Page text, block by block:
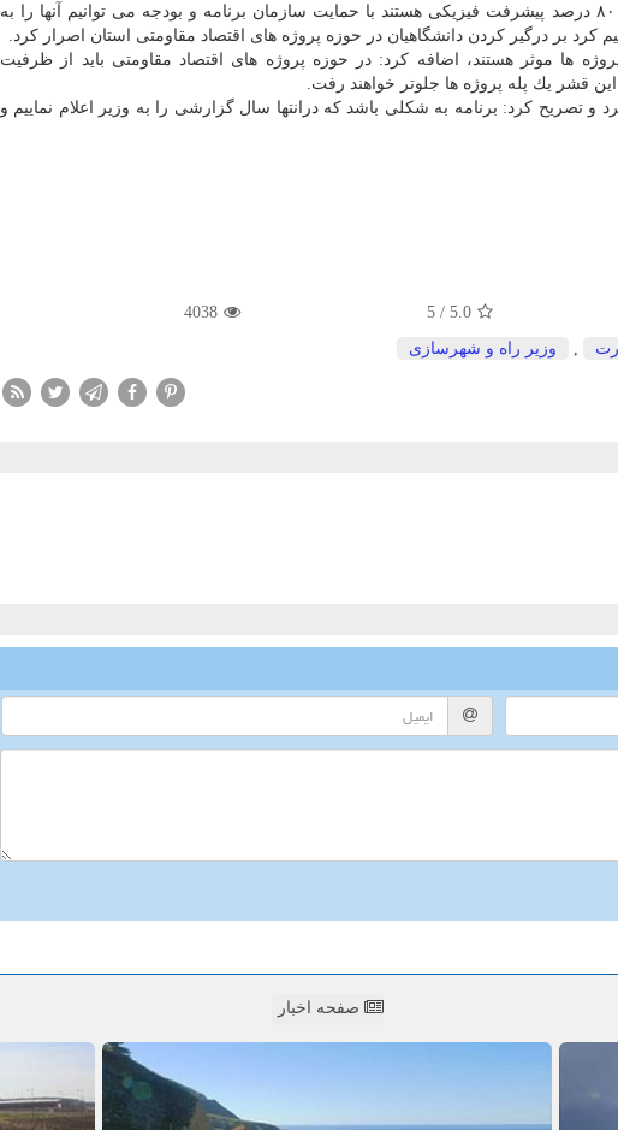
وی با اشاره به اینكه پروژه هایی كه در لرستان دارای ۸۰ درصد پیشرفت فیزیكی هستند با حمایت سازمان برنامه و بودجه می توانیم آنها را به
كرد بر درگیر كردن دانشگاهیان در حوزه پروژه های اقتصاد مقاومتی استان اصرار كرد.
ها موثر هستند، اضافه كرد: در حوزه پروژه های اقتصاد مقاومتی باید از ظرفیت
قشر یك پله پروژه ها جلوتر خواهند رفت.
و تصریح كرد: برنامه به شكلی باشد كه درانتها سال گزارشی را به وزیر اعلام نماییم و
5.0
/
5
4038
, وزیر راه و شهرسازی
صفحه اخبار